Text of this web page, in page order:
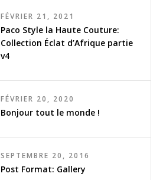
FÉVRIER 21, 2021
Paco Style la Haute Couture:
Collection Éclat d’Afrique partie
v4
FÉVRIER 20, 2020
Bonjour tout le monde !
SEPTEMBRE 20, 2016
Post Format: Gallery